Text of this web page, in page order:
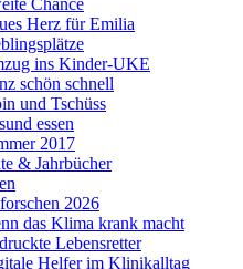
Chance
Herz für Emilia
ins Kinder-UKE
schön schnell
und Tschüss
essen
2017
& Jahrbücher
2026
das Klima krank macht
Lebensretter
Helfer im Klinikalltag